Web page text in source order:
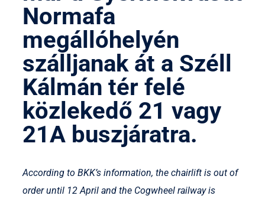
Normafa
megállóhelyén
szálljanak át a Széll
Kálmán tér felé
közlekedő 21 vagy
21A buszjáratra.
According to BKK’s information, the chairlift is out of
order until 12 April and the Cogwheel railway is